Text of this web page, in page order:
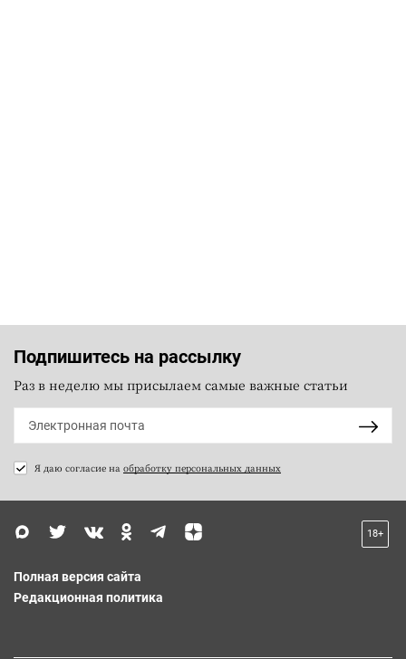
Подпишитесь на рассылку
Раз в неделю мы присылаем самые важные статьи
Я даю согласие на обработку персональных данных
18+
Полная версия сайта
Редакционная политика